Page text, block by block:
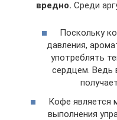
вредно. Среди
Поскольку
давления,
употреблять
сердцем. Ведь
Кофе является
выполнения